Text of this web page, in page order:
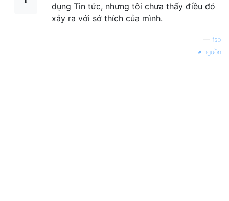
dụng Tin tức, nhưng tôi chưa thấy điều đó
xảy ra với sở thích của mình.
fsb
nguồn